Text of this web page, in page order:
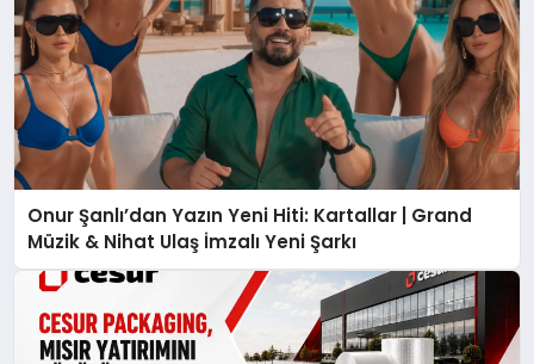
Onur Şanlı’dan Yazın Yeni Hiti: Kartallar | Grand
Müzik & Nihat Ulaş İmzalı Yeni Şarkı